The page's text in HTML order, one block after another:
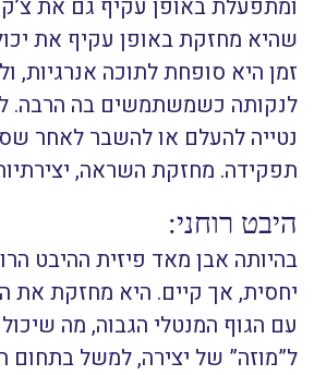
ומתפעלת באופן עקיף גם את
שהיא מחזקת באופן עקיף את
זמן היא סופחת לתוכה אנרגיות,
לנקותה כשמשתמשים בה הרבה.
נטייה להעלם או להשבר לאחר
תפקידה. מחזקת השראה,
היבט רוחני:
בהיותה אבן מאד פיזית ההיבט
יחסית, אך קיים. היא מחזקת את
עם הגוף המנטלי הגבוה, מה
ל”מוזה” של יצירה, למשל בתחום